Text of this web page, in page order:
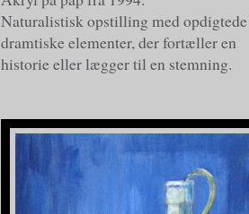
Naturalistisk opstilling med opdigtede
dramtiske elementer, der fortæller en
historie eller lægger til en stemning.